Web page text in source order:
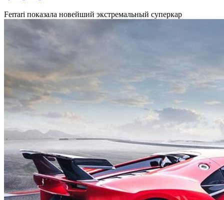
Ferrari показала новейший экстремальный суперкар